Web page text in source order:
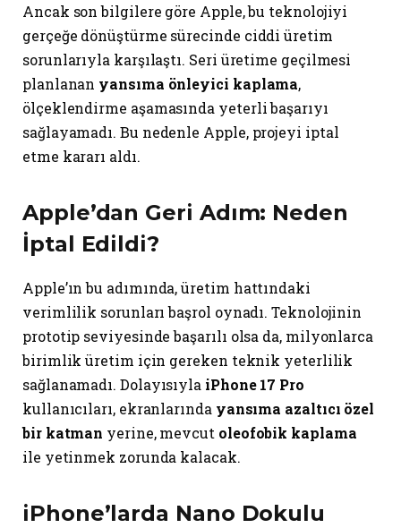
Ancak son bilgilere göre Apple, bu teknolojiyi
gerçeğe dönüştürme sürecinde ciddi üretim
sorunlarıyla karşılaştı. Seri üretime geçilmesi
planlanan yansıma önleyici kaplama,
ölçeklendirme aşamasında yeterli başarıyı
sağlayamadı. Bu nedenle Apple, projeyi iptal
etme kararı aldı.
Apple’dan Geri Adım: Neden
İptal Edildi?
Apple’ın bu adımında, üretim hattındaki
verimlilik sorunları başrol oynadı. Teknolojinin
prototip seviyesinde başarılı olsa da, milyonlarca
birimlik üretim için gereken teknik yeterlilik
sağlanamadı. Dolayısıyla iPhone 17 Pro
kullanıcıları, ekranlarında yansıma azaltıcı özel
bir katman yerine, mevcut oleofobik kaplama
ile yetinmek zorunda kalacak.
iPhone’larda Nano Dokulu